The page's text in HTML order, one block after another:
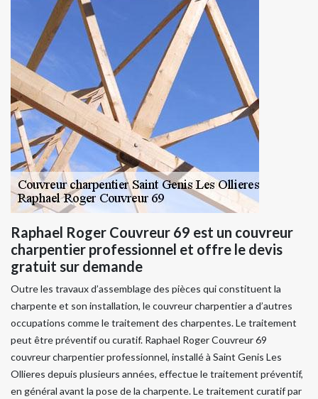
Raphael Roger Couvreur 69 est un couvreur
charpentier professionnel et offre le devis
gratuit sur demande
Outre les travaux d’assemblage des pièces qui constituent la
charpente et son installation, le couvreur charpentier a d’autres
occupations comme le traitement des charpentes. Le traitement
peut être préventif ou curatif. Raphael Roger Couvreur 69
couvreur charpentier professionnel, installé à Saint Genis Les
Ollieres depuis plusieurs années, effectue le traitement préventif,
en général avant la pose de la charpente. Le traitement curatif par